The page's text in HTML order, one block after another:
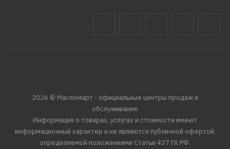
2026 © Масломарт - официальные центры продаж и
обслуживания.
Информация о товарах, услугах и стоимости имеют
информационный характер и не являются публичной офертой,
определяемой положениями Статьи 437 ГК РФ.